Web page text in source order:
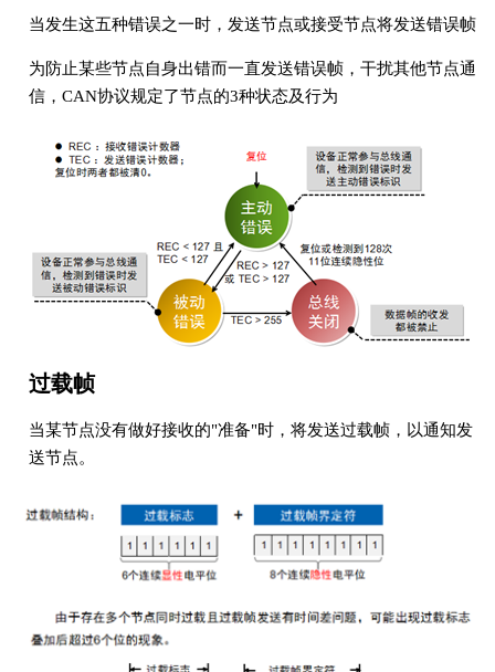
当发生这五种错误之一时，发送节点或接受节点将发送错误帧
为防止某些节点自身出错而一直发送错误帧，干扰其他节点通
信，CAN协议规定了节点的3种状态及行为
过载帧
当某节点没有做好接收的"准备"时，将发送过载帧，以通知发
送节点。